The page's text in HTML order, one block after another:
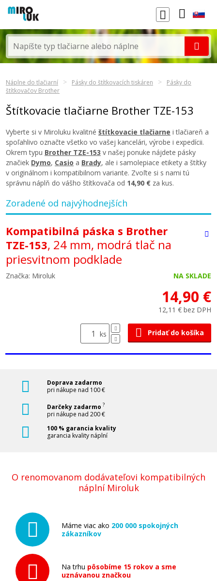
Náplne do tlačiarní Pásky do štítkovacích tiskáren
Pásky do
štítkovačov Brother
Štítkovacie tlačiarne Brother TZE-153
Vyberte si v Miroluku kvalitné štítkovacie tlačiarne i tlačiareň a
spoľahlivo označte všetko vo vašej kancelári, výrobe i expedícii.
Okrem typu Brother TZE-153 v našej ponuke nájdete pásky
značiek Dymo, Casio a Brady, ale i samolepiace etikety a štítky
v originálnom i kompatibilnom variante. Zvoľte si s nami tú
správnu náplň do vášho štítkovača od 14,90 € za kus.
Zoradené od najvýhodnejších
Kompatibilná páska s Brother
TZE-153, 24 mm, modrá tlač na
priesvitnom podklade
Značka: Miroluk NA SKLADE
14,90 €
12,11 € bez DPH
ks Pridať do košíka
Doprava zadarmo
pri nákupe nad 100 €
Darčeky zadarmo ?
pri nákupe nad 200 €
100 % garancia kvality
garancia kvality náplní
O renomovanom dodávateľovi kompatibilných
náplní Miroluk
Máme viac ako 200 000 spokojných
zákazníkov
Na trhu pôsobíme 15 rokov a sme
uznávanou značkou